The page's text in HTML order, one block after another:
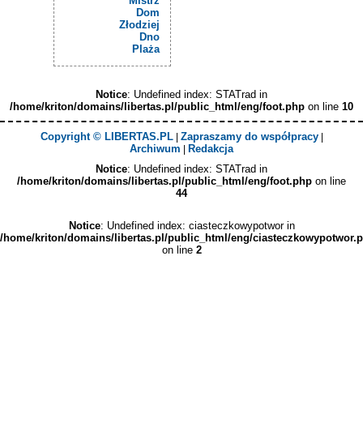
Dom
Złodziej
Dno
Plaża
Notice: Undefined index: STATrad in
/home/kriton/domains/libertas.pl/public_html/eng/foot.php on line 10
Copyright © LIBERTAS.PL| Zapraszamy do współpracy|
Archiwum | Redakcja
Notice: Undefined index: STATrad in
/home/kriton/domains/libertas.pl/public_html/eng/foot.php on line
44
Notice: Undefined index: ciasteczkowypotwor in
/home/kriton/domains/libertas.pl/public_html/eng/
on line 2